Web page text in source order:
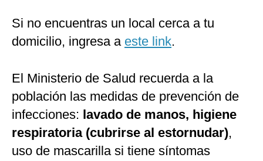
Si no encuentras un local cerca a tu
domicilio, ingresa a este link.
El Ministerio de Salud recuerda a la
población las medidas de prevención de
infecciones: lavado de manos, higiene
respiratoria (cubrirse al estornudar),
uso de mascarilla si tiene síntomas